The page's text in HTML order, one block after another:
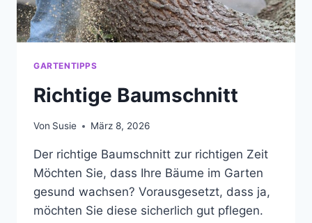
GARTENTIPPS
Richtige Baumschnitt
Von Susie März 8, 2026
Der richtige Baumschnitt zur richtigen Zeit
Möchten Sie, dass Ihre Bäume im Garten
gesund wachsen? Vorausgesetzt, dass ja,
möchten Sie diese sicherlich gut pflegen.